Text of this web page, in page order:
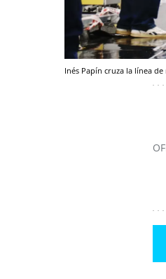
Inés Papín cruza la línea